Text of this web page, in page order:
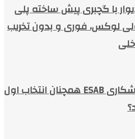
با گچبری پیش ساخته پلی
لوکس، فوری و بدون تخریب
چرا محصولات جوشکاری ESAB همچنان انتخاب اول